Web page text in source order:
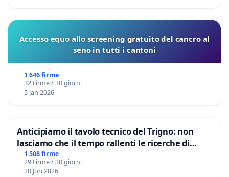
Accesso equo allo screening gratuito del cancro al
seno in tutti i cantoni
1 646 firme
32 Firme / 30 giorni
5 Jan 2026
Anticipiamo il tavolo tecnico del Trigno: non
lasciamo che il tempo rallenti le ricerche di
Domenico Racanati
1 508 firme
29 Firme / 30 giorni
20 Jun 2026